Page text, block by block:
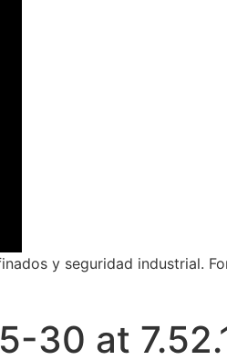
y seguridad industrial.
30 at